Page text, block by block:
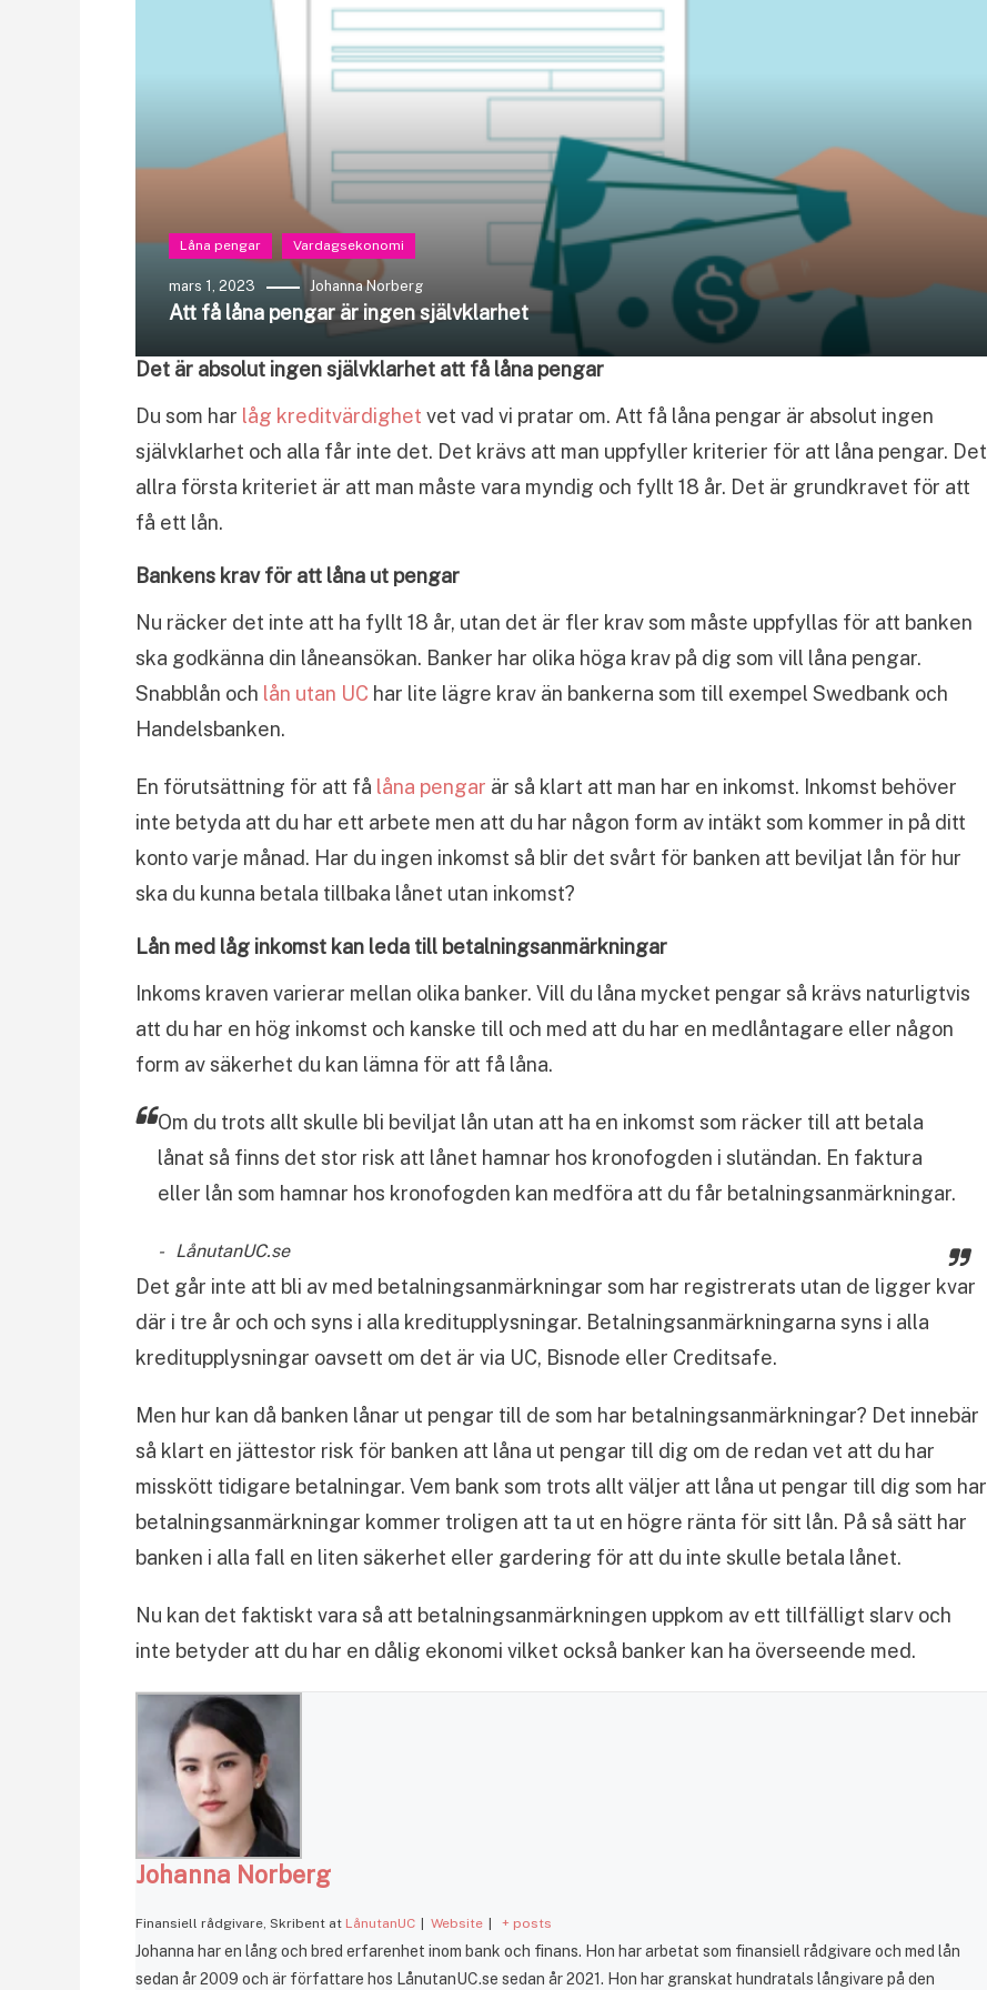
Låna pengar Vardagsekonomi
mars 1, 2023 Johanna Norberg
Att få låna pengar är ingen självklarhet
Det är absolut ingen självklarhet att få låna pengar
Du som har låg kreditvärdighet vet vad vi pratar om. Att få låna pengar är absolut ingen
självklarhet och alla får inte det. Det krävs att man uppfyller kriterier för att låna pengar. Det
allra första kriteriet är att man måste vara myndig och fyllt 18 år. Det är grundkravet för att
få ett lån.
Bankens krav för att låna ut pengar
Nu räcker det inte att ha fyllt 18 år, utan det är fler krav som måste uppfyllas för att banken
ska godkänna din låneansökan. Banker har olika höga krav på dig som vill låna pengar.
Snabblån och lån utan UC har lite lägre krav än bankerna som till exempel Swedbank och
Handelsbanken.
En förutsättning för att få låna pengar är så klart att man har en inkomst. Inkomst behöver
inte betyda att du har ett arbete men att du har någon form av intäkt som kommer in på ditt
konto varje månad. Har du ingen inkomst så blir det svårt för banken att beviljat lån för hur
ska du kunna betala tillbaka lånet utan inkomst?
Lån med låg inkomst kan leda till betalningsanmärkningar
Inkoms kraven varierar mellan olika banker. Vill du låna mycket pengar så krävs naturligtvis
att du har en hög inkomst och kanske till och med att du har en medlåntagare eller någon
form av säkerhet du kan lämna för att få låna.
Om du trots allt skulle bli beviljat lån utan att ha en inkomst som räcker till att betala
lånat så finns det stor risk att lånet hamnar hos kronofogden i slutändan. En faktura
eller lån som hamnar hos kronofogden kan medföra att du får betalningsanmärkningar.
LånutanUC.se
Det går inte att bli av med betalningsanmärkningar som har registrerats utan de ligger kvar
där i tre år och och syns i alla kreditupplysningar. Betalningsanmärkningarna syns i alla
kreditupplysningar oavsett om det är via UC, Bisnode eller Creditsafe.
Men hur kan då banken lånar ut pengar till de som har betalningsanmärkningar? Det innebär
så klart en jättestor risk för banken att låna ut pengar till dig om de redan vet att du har
misskött tidigare betalningar. Vem bank som trots allt väljer att låna ut pengar till dig som har
betalningsanmärkningar kommer troligen att ta ut en högre ränta för sitt lån. På så sätt har
banken i alla fall en liten säkerhet eller gardering för att du inte skulle betala lånet.
Nu kan det faktiskt vara så att betalningsanmärkningen uppkom av ett tillfälligt slarv och
inte betyder att du har en dålig ekonomi vilket också banker kan ha överseende med.
Johanna Norberg
Finansiell rådgivare, Skribent at LånutanUC | Website | + posts
Johanna har en lång och bred erfarenhet inom bank och finans. Hon har arbetat som finansiell rådgivare och med lån
sedan år 2009 och är författare hos LånutanUC.se sedan år 2021. Hon har granskat hundratals långivare på den